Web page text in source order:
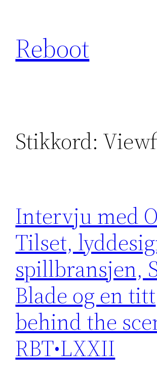
innhold
Reboot
Stikkord:
Intervju med
Tilset,
spillbransjen,
Blade og en titt
behind the
RBT•LXXII